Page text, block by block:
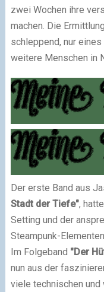
zwei Wochen ihre
machen. Die
schleppend, nur
weitere Menschen in
Der erste Band aus
Stadt der Tiefe",
Setting und der
Steampunk-
Im Folgeband "Der
nun aus der
viele technischen